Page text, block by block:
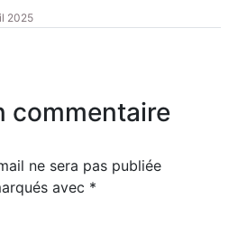
2025
commentaire
ne sera pas publiée
avec *